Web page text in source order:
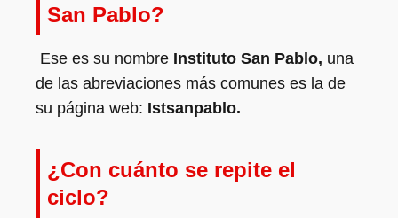
San Pablo?
Ese es su nombre Instituto San Pablo, una
de las abreviaciones más comunes es la de
su página web: Istsanpablo.
¿Con cuánto se repite el
ciclo?